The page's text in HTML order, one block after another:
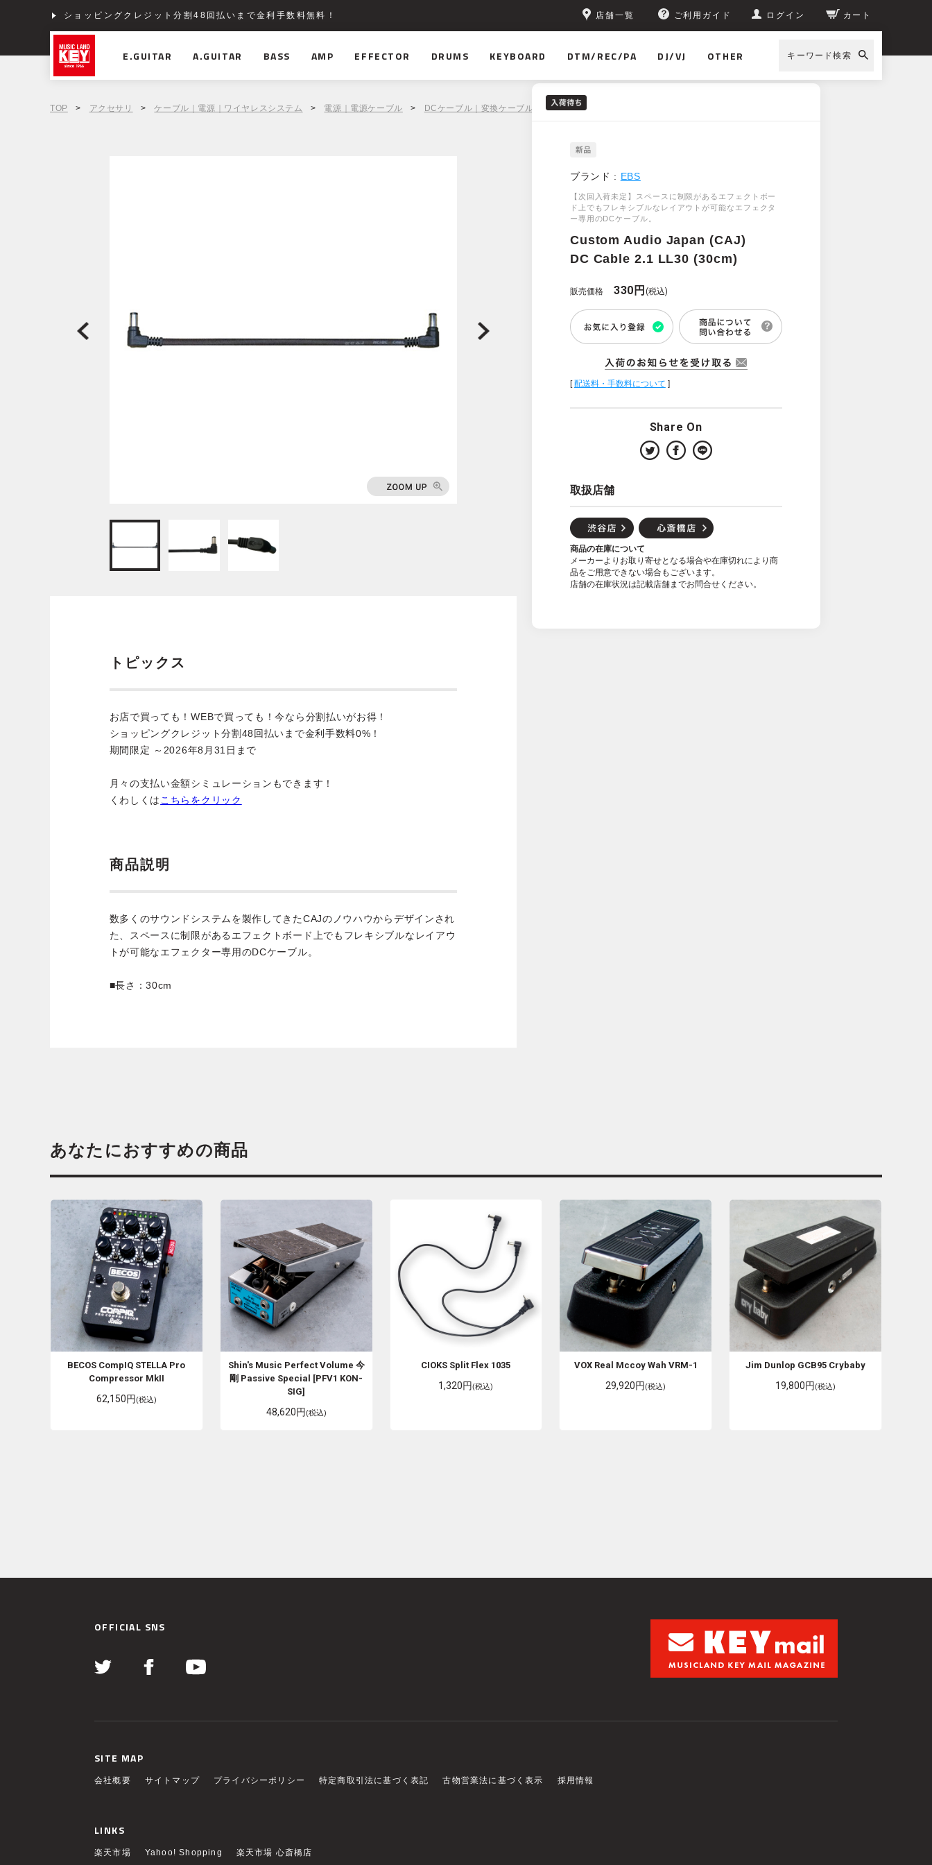
ショッピングクレジット分割48回払いまで金利手数料無料！ 店舗一覧 ご利用ガイド ログイン カート
E.GUITAR A.GUITAR BASS AMP EFFECTOR DRUMS KEYBOARD DTM/REC/PA DJ/VJ OTHER キーワード検索
TOP > アクセサリ > ケーブル｜電源｜ワイヤレスシステム > 電源｜電源ケーブル > DCケーブル｜変換ケーブル > Custom Audio Japan (CAJ) DC Cable 2.1 LL30 (30cm)
ブランド : EBS
【次回入荷未定】スペースに制限があるエフェクトボー
ド上でもフレキシブルなレイアウトが可能なエフェクタ
ー専用のDCケーブル。
Custom Audio Japan (CAJ)
DC Cable 2.1 LL30 (30cm)
販売価格 330円(税込)
[配送料・手数料について ]
Share On
取扱店舗
商品の在庫について
メーカーよりお取り寄せとなる場合や在庫切れにより商
品をご用意できない場合もございます。
店舗の在庫状況は記載店舗までお問合せください。
トピックス
お店で買っても！WEBで買っても！今なら分割払いがお得！
ショッピングクレジット分割48回払いまで金利手数料0%！
期間限定 ～2026年8月31日まで
月々の支払い金額シミュレーションもできます！
くわしくは こちらをクリック
商品説明
数多くのサウンドシステムを製作してきたCAJのノウハウからデザインされ
た、スペースに制限があるエフェクトボード上でもフレキシブルなレイアウ
トが可能なエフェクター専用のDCケーブル。
■長さ：30cm
あなたにおすすめの商品
BECOS CompIQ STELLA Pro
Compressor MkII
62,150円(税込)
Shin's Music Perfect Volume 今
剛 Passive Special [PFV1 KON-
SIG]
48,620円(税込)
CIOKS Split Flex 1035
1,320円(税込)
VOX Real Mccoy Wah VRM-1
29,920円(税込)
Jim Dunlop GCB95 Crybaby
19,800円(税込)
OFFICIAL SNS
SITE MAP
会社概要 サイトマップ プライバシーポリシー 特定商取引法に基づく表記 古物営業法に基づく表示 採用情報
LINKS
楽天市場 Yahoo! Shopping 楽天市場 心斎橋店